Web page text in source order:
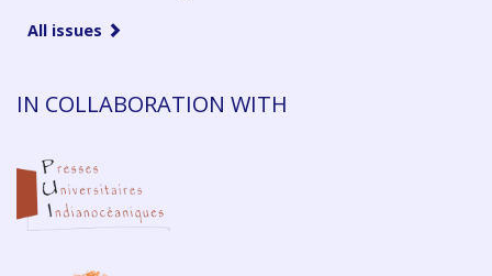
All issues
IN COLLABORATION WITH